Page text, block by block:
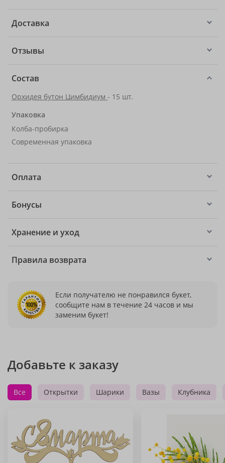
Доставка
Отзывы
Состав
Орхидея бутон Цимбидиум - 15 шт.
Упаковка
Колба-пробирка
Современная упаковка
Оплата
Бонусы
Хранение и уход
Правила возврата
Если получателю не понравился букет,
сообщите нам в течение 24 часов и мы
заменим букет!
Добавьте к заказу
Все Открытки Шарики Вазы Клубника